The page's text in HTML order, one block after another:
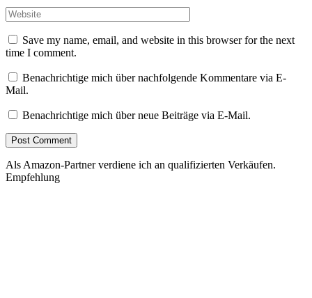
Save my name, email, and website in this browser for the next
time I comment.
Benachrichtige mich über nachfolgende Kommentare via E-
Mail.
Benachrichtige mich über neue Beiträge via E-Mail.
Als Amazon-Partner verdiene ich an qualifizierten Verkäufen.
Empfehlung